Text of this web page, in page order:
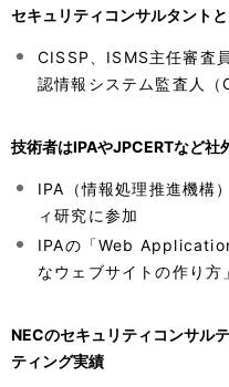
セキュリティコンサルタント
CISSP、ISMS主任審査
認情報システム監査人（
技術者はIPAやJPCERTなど社
IPA（情報処理推進機構
ィ研究に参加
IPAの「Web
なウェブサイトの作り方
NECのセキュリティコンサル
ティング実績